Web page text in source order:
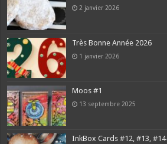
2 janvier 2026
Très Bonne Année 2026
1 janvier 2026
Moos #1
13 septembre 2025
InkBox Cards #12, #13, #14